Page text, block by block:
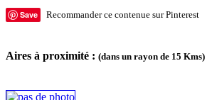
Save Recommander ce contenue sur Pinterest
Aires à proximité : (dans un rayon de 15 Kms)